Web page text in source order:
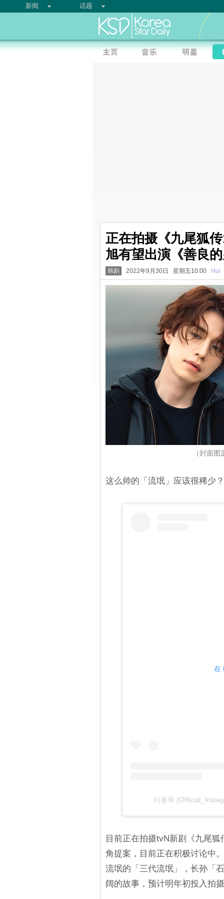
新闻 话题
正在拍摄《九尾狐
旭有望出演《善良
韩剧 2022年9月30日 星期五10:00 Hui
（封面
这么帅的「流氓」应该很稀少？
在
이동욱
目前正在拍摄tvN新剧《九尾
角提案，目前正在积极讨论中
流氓的「三代流氓」，长孙「
阔的故事，预计明年初投入拍